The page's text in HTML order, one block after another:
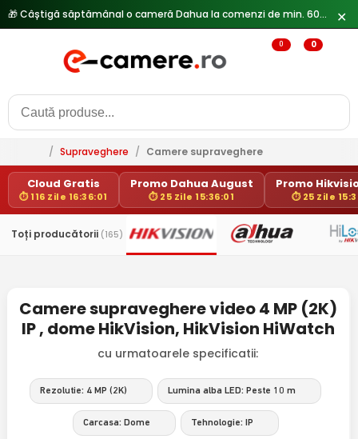
✕
0 0
/ Supraveghere / Camere supraveghere
Cloud Gratis
⏱ 116 Zile 16:36:01
Promo Dahua August
⏱ 25 Zile 15:36:01
Promo
⏱ 25 Zile
Toți producătorii (165)
Camere supraveghere video 4 MP (2K)
IP , dome HikVision, HikVision HiWatch
cu urmatoarele specificatii:
Rezolutie: 4 MP (2K) Lumina alba LED: Peste 10 m
Carcasa: Dome Tehnologie: IP